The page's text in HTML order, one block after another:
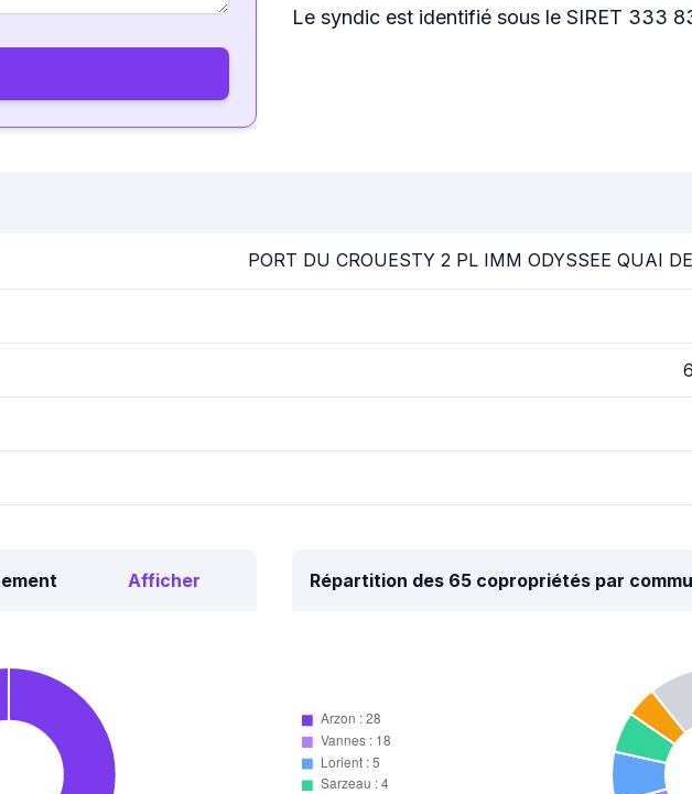
Le syndic est identifié sous le SIRET 333
PORT DU CROUESTY 2 PL IMM ODYSSEE QUAI
Afficher Répartition des 65 copropriétés par
Arzon : 28
Vannes : 18
Lorient : 5
Sarzeau : 4